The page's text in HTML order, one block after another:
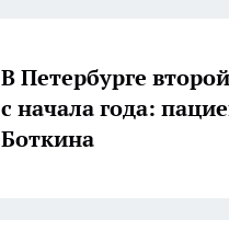
В Петербурге
с начала года:
Боткина